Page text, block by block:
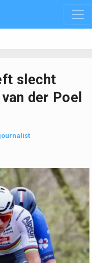
slecht
der Poel